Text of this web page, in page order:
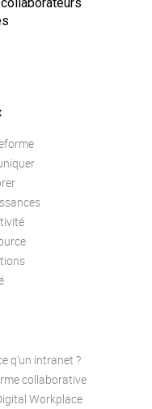
q’un intranet ?
collaborative
Workplace